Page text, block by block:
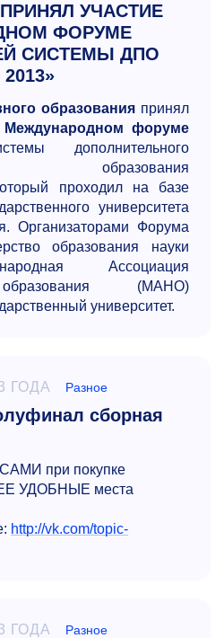
УЧАСТИЕ
ФОРУМЕ
СИСТЕМЫ ДПО
образования принял
Международном форуме
дополнительного
образования
проходил на базе
университета
Организаторами Форума
образования науки
Ассоциация
(МАНО)
университет.
ГОДА Разное
сборная
при покупке
УДОБНЫЕ места
http://vk.com/topic-
ГОДА Разное